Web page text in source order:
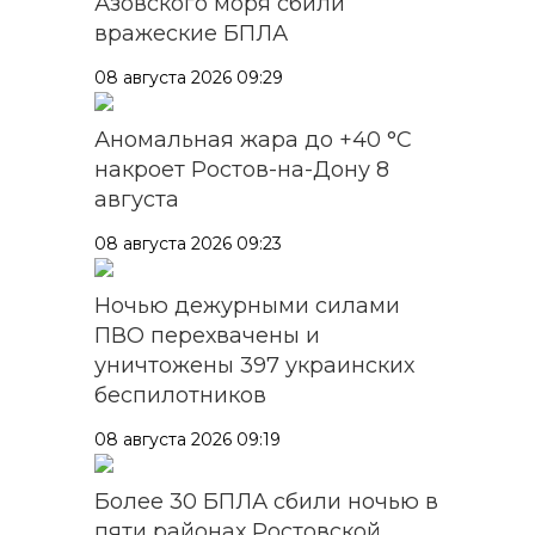
вражеские БПЛА
08 августа 2026 09:29
Аномальная жара до +40 °C
накроет Ростов-на-Дону 8
августа
08 августа 2026 09:23
Ночью дежурными силами
ПВО перехвачены и
уничтожены 397 украинских
беспилотников
08 августа 2026 09:19
Более 30 БПЛА сбили ночью в